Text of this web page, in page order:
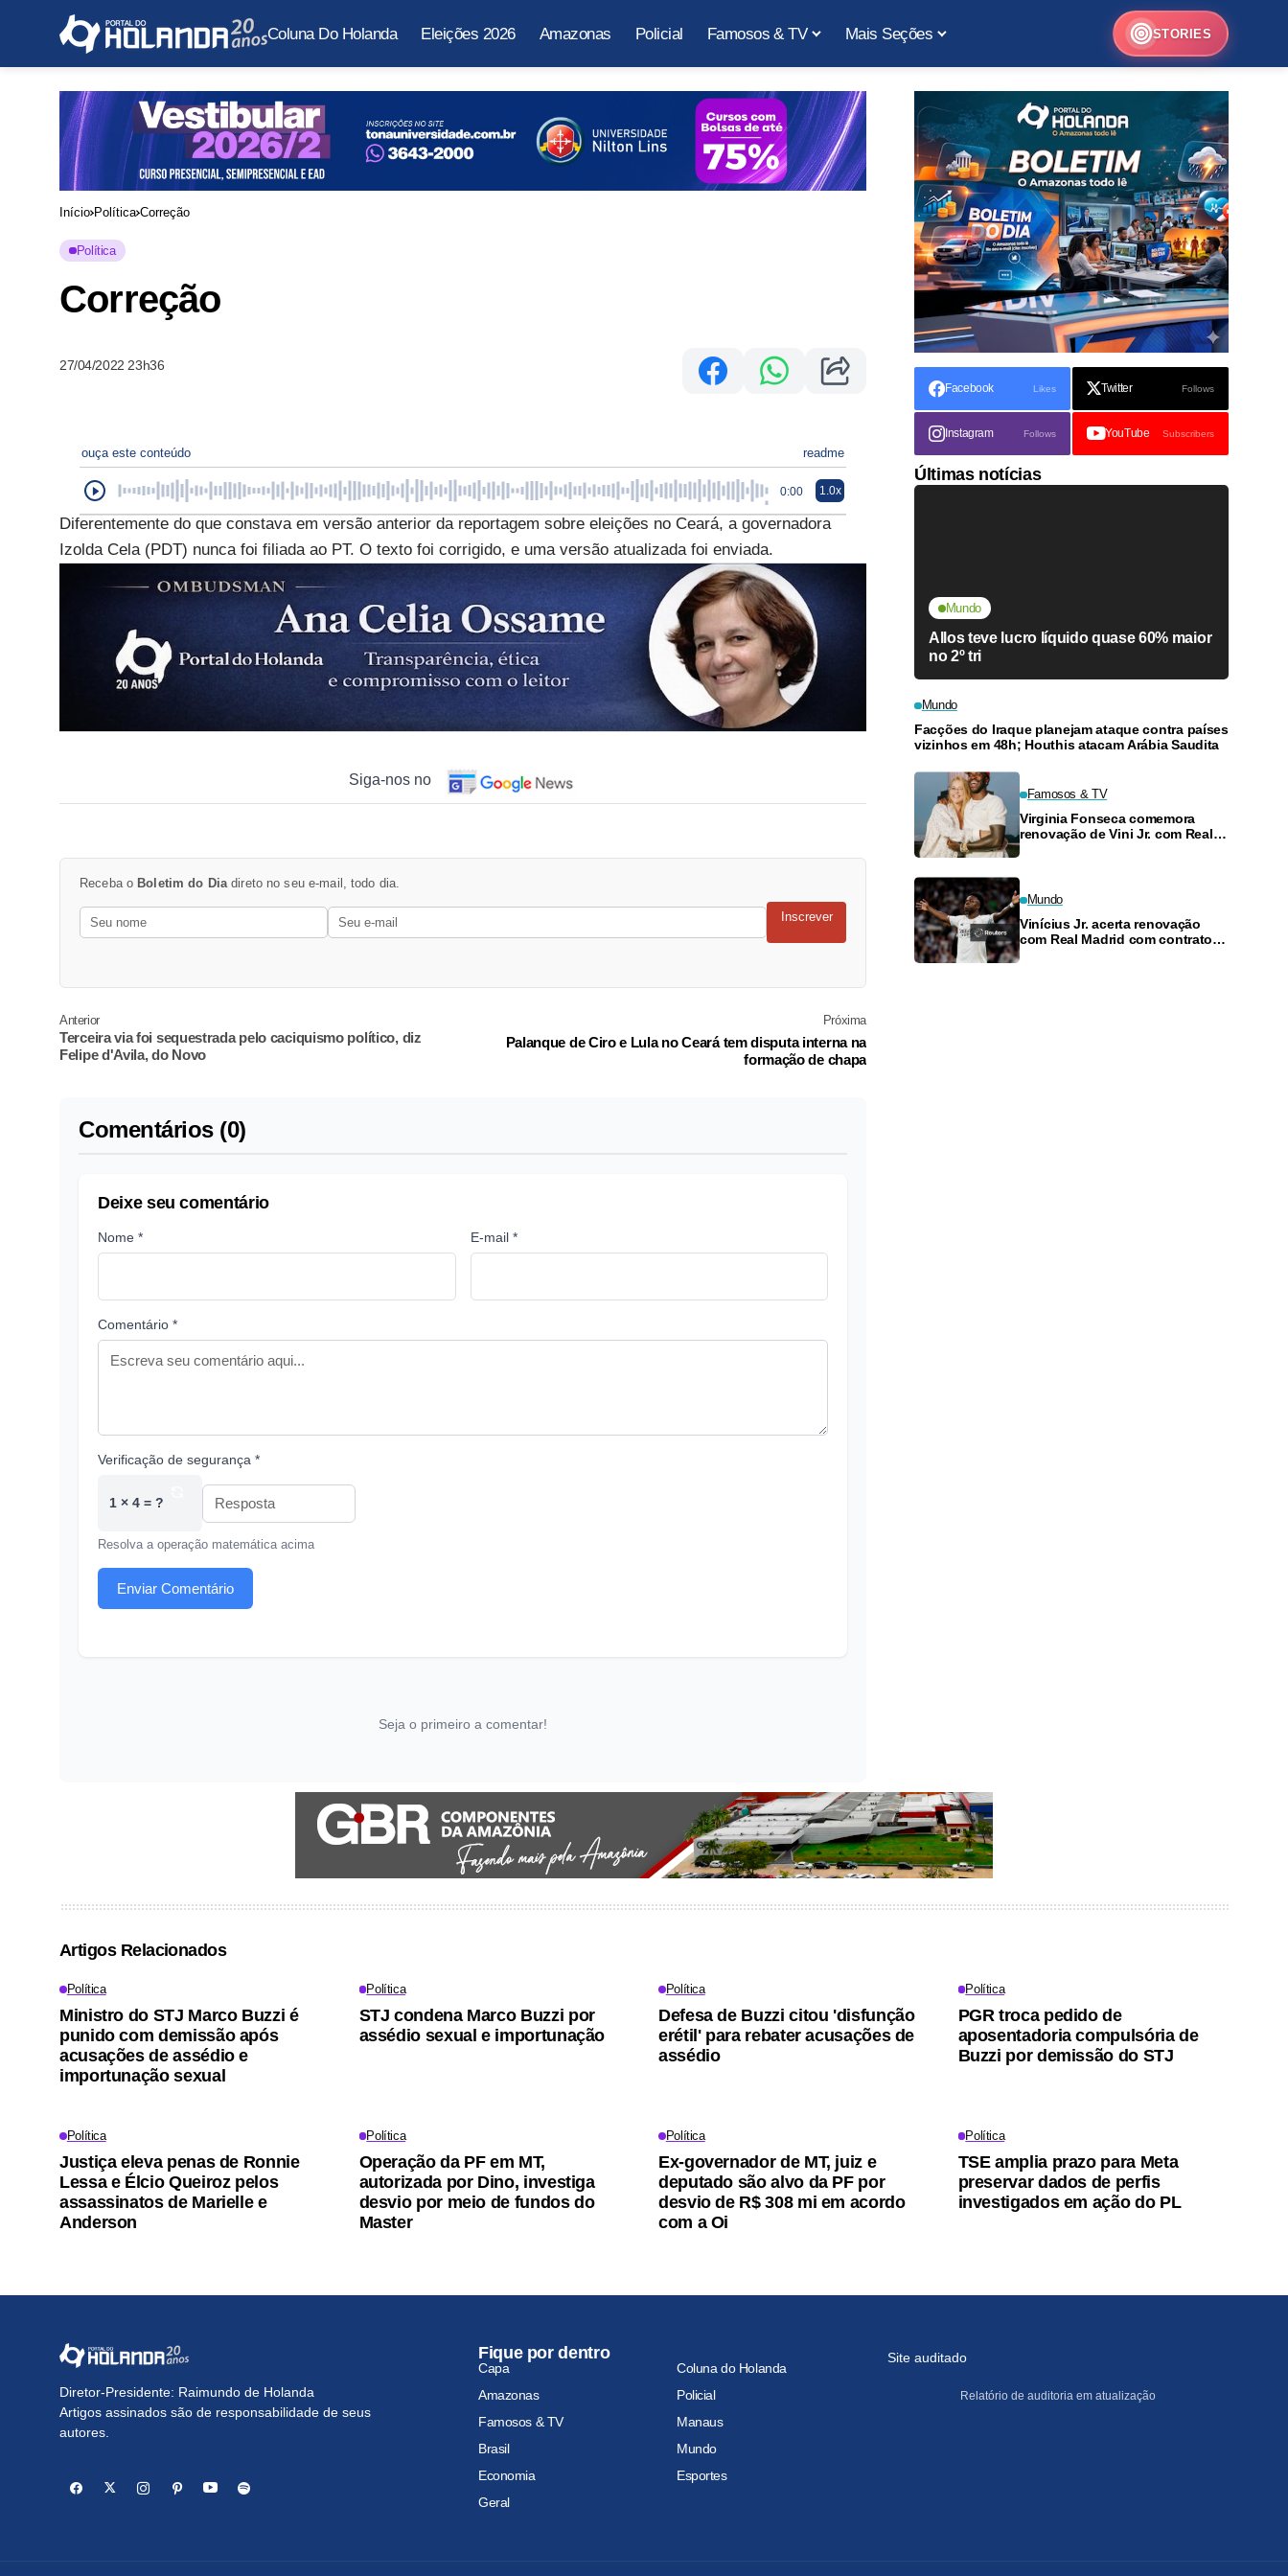
Coluna Do Holanda Eleições 2026 Amazonas Policial Famosos & TV Mais Seções STORIES
Início Política Correção
Política
Correção
27/04/2022 23h36
ouça este conteúdo readme
0:00 1.0x
Diferentemente do que constava em versão anterior da reportagem sobre eleições no Ceará, a governadora
Izolda Cela (PDT) nunca foi filiada ao PT. O texto foi corrigido, e uma versão atualizada foi enviada.
Siga-nos no
Receba o Boletim do Diadireto no seu e-mail, todo dia.
Inscrever
Anterior
Terceira via foi sequestrada pelo caciquismo político, diz
Felipe d'Avila, do Novo
Próxima
Palanque de Ciro e Lula no Ceará tem disputa interna na
formação de chapa
Comentários (0)
Deixe seu comentário
Nome * E-mail *
Comentário *
Verificação de segurança *
1 × 4 = ?
Resolva a operação matemática acima
Enviar Comentário
Seja o primeiro a comentar!
Facebook Likes Twitter Follows
Instagram Follows YouTube Subscribers
Últimas notícias
Mundo
Allos teve lucro líquido quase 60% maior
no 2º tri
Mundo
Facções do Iraque planejam ataque contra países
vizinhos em 48h; Houthis atacam Arábia Saudita
Famosos & TV
Virginia Fonseca comemora
renovação de Vini Jr. com Real
Mundo
Vinícius Jr. acerta renovação
com Real Madrid com contrato
Artigos Relacionados
Política
Ministro do STJ Marco Buzzi é
punido com demissão após
acusações de assédio e
importunação sexual
Política
STJ condena Marco Buzzi por
assédio sexual e importunação
Política
Defesa de Buzzi citou 'disfunção
erétil' para rebater acusações de
assédio
Política
PGR troca pedido de
aposentadoria compulsória de
Buzzi por demissão do STJ
Política
Justiça eleva penas de Ronnie
Lessa e Élcio Queiroz pelos
assassinatos de Marielle e
Anderson
Política
Operação da PF em MT,
autorizada por Dino, investiga
desvio por meio de fundos do
Master
Política
Ex-governador de MT, juiz e
deputado são alvo da PF por
desvio de R$ 308 mi em acordo
com a Oi
Política
TSE amplia prazo para Meta
preservar dados de perfis
investigados em ação do PL
Diretor-Presidente: Raimundo de Holanda
Artigos assinados são de responsabilidade de seus
autores.
Fique por dentro
Capa
Coluna do Holanda
Amazonas
Policial
Famosos & TV
Manaus
Brasil
Mundo
Economia
Esportes
Geral
Site auditado
Relatório de auditoria em atualização